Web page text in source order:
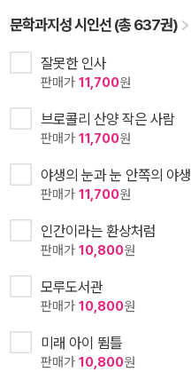
문학과지성 시인선 (총 637권)
잘못한 인사
판매가 11,700원
브로콜리 산양 작은 사람
판매가 11,700원
야생의 눈과 눈 안쪽의 야생
판매가 11,700원
인간이라는 환상처럼
판매가 10,800원
모루도서관
판매가 10,800원
미래 아이 뜀틀
판매가 10,800원